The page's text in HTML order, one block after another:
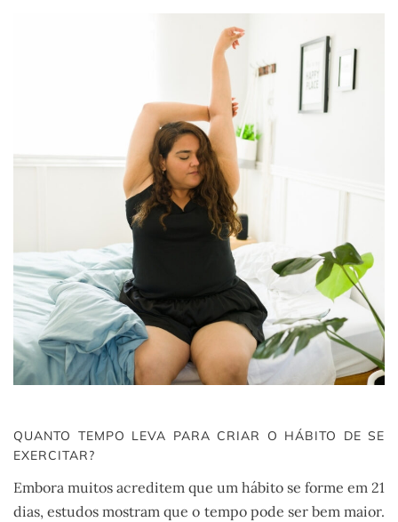
QUANTO TEMPO LEVA PARA CRIAR O HÁBITO DE SE
EXERCITAR?
Embora muitos acreditem que um hábito se forme em 21
dias, estudos mostram que o tempo pode ser bem maior.